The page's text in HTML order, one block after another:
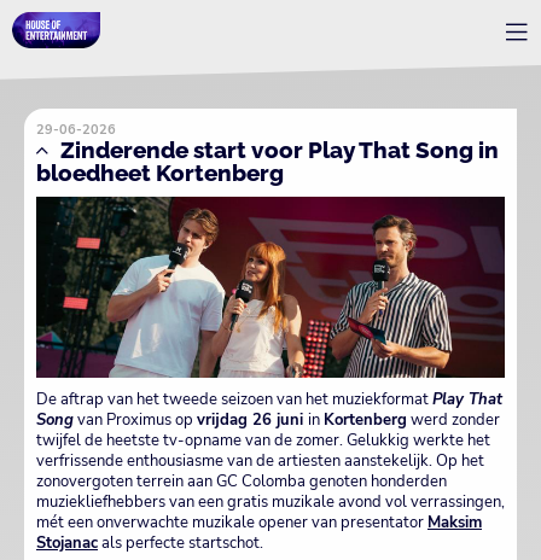
29-06-2026
Zinderende start voor Play That Song in
bloedheet Kortenberg
De aftrap van het tweede seizoen van het muziekformatPlay That
Songvan Proximus op vrijdag 26 juni in Kortenberg werd zonder
twijfel de heetste tv-opname van de zomer. Gelukkig werkte het
verfrissende enthousiasme van de artiesten aanstekelijk. Op het
zonovergoten terrein aan GC Colomba genoten honderden
muziekliefhebbers van een gratis muzikale avond vol verrassingen,
mét een onverwachte muzikale opener van presentator Maksim
Stojanacals perfecte startschot.